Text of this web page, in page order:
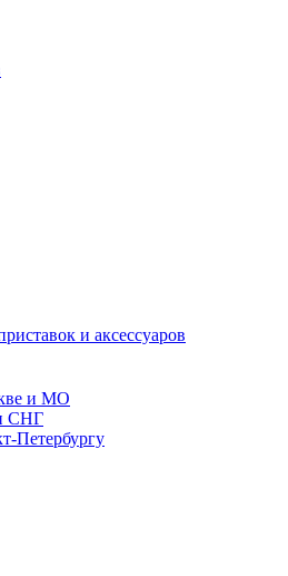
и аксессуаров
и МО
СНГ
Петербургу